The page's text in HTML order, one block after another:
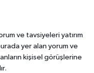
ve tavsiyeleri yatırım
yer alan yorum ve
kişisel görüşlerine